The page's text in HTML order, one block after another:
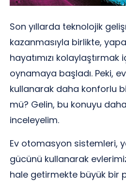
Son yıllarda teknolojik
kazanmasıyla birlikte,
hayatımızı
oynamaya başladı. Peki,
kullanarak daha konforlu
mü? Gelin, bu konuyu daha
inceleyelim.
Ev otomasyon sistemleri,
gücünü kullanarak
hale getirmekte büyük bir